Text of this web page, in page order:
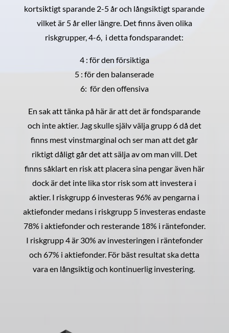
kortsiktigt sparande 2-5 år och långsiktigt sparande
vilket är 5 år eller längre. Det finns även olika
riskgrupper, 4-6, i detta fondsparandet:
4 : för den försiktiga
5 : för den balanserade
6: för den offensiva
En sak att tänka på här är att det är fondsparande
och inte aktier. Jag skulle själv välja grupp 6 då det
finns mest vinstmarginal och ser man att det går
riktigt dåligt går det att sälja av om man vill. Det
finns såklart en risk att placera sina pengar även här
dock är det inte lika stor risk som att investera i
aktier. I riskgrupp 6 investeras 96% av pengarna i
aktiefonder medans i riskgrupp 5 investeras endaste
78% i aktiefonder och resterande 18% i räntefonder.
I riskgrupp 4 är 30% av investeringen i räntefonder
och 67% i aktiefonder. För bäst resultat ska detta
vara en långsiktig och kontinuerlig investering.